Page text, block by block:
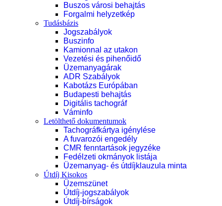
Buszos városi behajtás
Forgalmi helyzetkép
Tudásbázis
Jogszabályok
Buszinfo
Kamionnal az utakon
Vezetési és pihenőidő
Üzemanyagárak
ADR Szabályok
Kabotázs Európában
Budapesti behajtás
Digitális tachográf
Váminfo
Letölthető dokumentumok
Tachográfkártya igénylése
A fuvarozói engedély
CMR fenntartások jegyzéke
Fedélzeti okmányok listája
Üzemanyag- és útdíjklauzula minta
Útdíj Kisokos
Üzemszünet
Útdíj-jogszabályok
Útdíj-bírságok